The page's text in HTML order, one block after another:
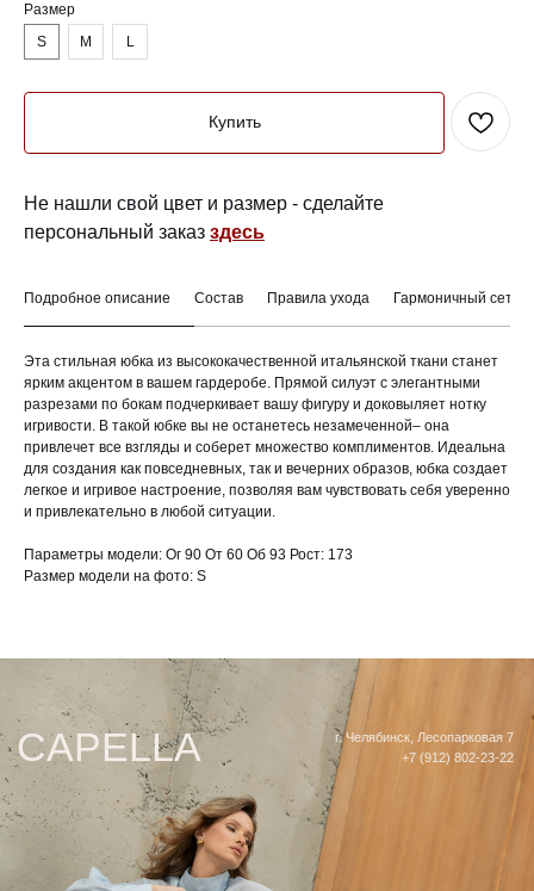
Размер
S
M L
Купить
Не нашли свой цвет и размер - сделайте
персональный заказ здесь
Подробное описание Состав Правила ухода Гармоничный сет
Эта стильная юбка из высококачественной итальянской ткани станет
ярким акцентом в вашем гардеробе. Прямой силуэт с элегантными
разрезами по бокам подчеркивает вашу фигуру и доковыляет нотку
игривости. В такой юбке вы не останетесь незамеченной– она
привлечет все взгляды и соберет множество комплиментов. Идеальна
для создания как повседневных, так и вечерних образов, юбка создает
легкое и игривое настроение, позволяя вам чувствовать себя уверенно
и привлекательно в любой ситуации.
Параметры модели: Ог 90 От 60 Об 93 Рост: 173
Размер модели на фото: S
Отдел заботы
Вконтакте
CAPELLA
Программа лояльности
Индивидуальный заказ
Как сделать возврат
Таблица размеров
Политика конфиденциальности
ИП Прокошина Екатерина Сергеевна